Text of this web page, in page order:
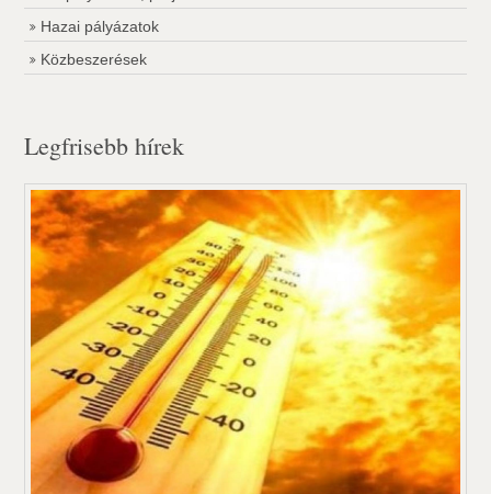
Hazai pályázatok
Közbeszerések
Legfrisebb hírek